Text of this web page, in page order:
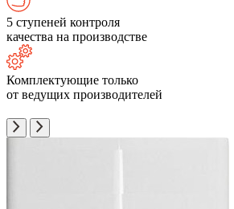
5 ступеней контроля
качества на производстве
Комплектующие только
от ведущих производителей